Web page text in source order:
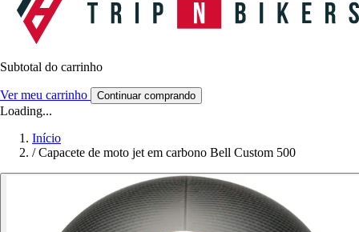
Subtotal do carrinho
Ver meu carrinho Continuar comprando
Loading...
Início
/ Capacete de moto jet em carbono Bell Custom 500